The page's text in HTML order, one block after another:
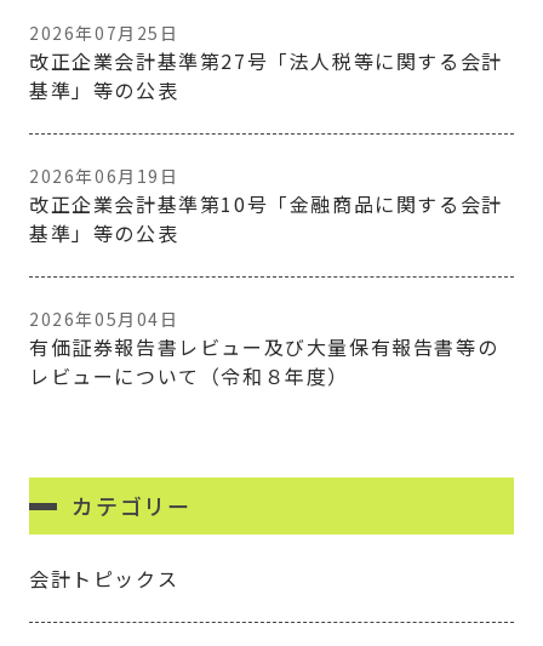
2026年07月25日
改正企業会計基準第27号「法人税等に関する会計
基準」等の公表
2026年06月19日
改正企業会計基準第10号「金融商品に関する会計
基準」等の公表
2026年05月04日
有価証券報告書レビュー及び大量保有報告書等の
レビューについて（令和８年度）
カテゴリー
会計トピックス